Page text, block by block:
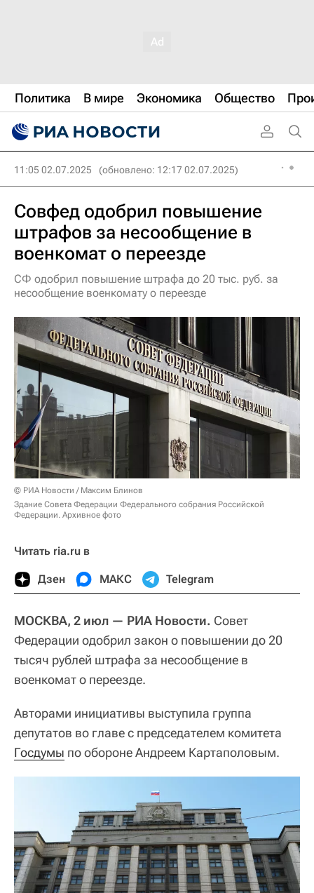
Политика В мире Экономика Общество
11:05 02.07.2025 (обновлено: 12:17 02.07.2025)
Совфед одобрил повышение
штрафов за несообщение в
военкомат о переезде
СФ одобрил повышение штрафа до 20 тыс. руб. за
несообщение военкомату о переезде
© РИА Новости / Максим Блинов
Здание Совета Федерации Федерального собрания Российской
Федерации. Архивное фото
Читать ria.ru в
Дзен МАКС Telegram
МОСКВА, 2 июл — РИА Новости. Совет
Федерации одобрил закон о повышении до 20
тысяч рублей штрафа за несообщение в
военкомат о переезде.
Авторами инициативы выступила группа
депутатов во главе с председателем комитета
Госдумы по обороне Андреем Картаполовым.